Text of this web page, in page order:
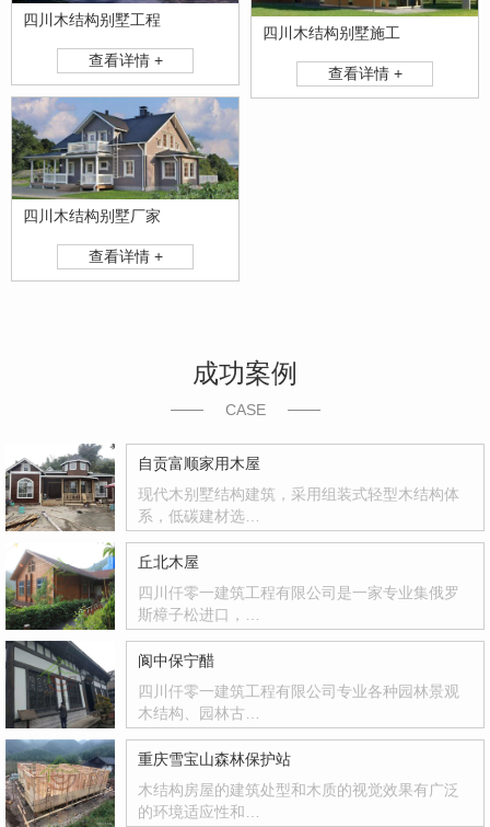
四川木结构别墅工程
查看详情 +
四川木结构别墅施工
查看详情 +
四川木结构别墅厂家
查看详情 +
成功案例
CASE
自贡富顺家用木屋
现代木别墅结构建筑，采用组装式轻型木结构体
系，低碳建材选…
丘北木屋
四川仟零一建筑工程有限公司是一家专业集俄罗
斯樟子松进口，…
阆中保宁醋
四川仟零一建筑工程有限公司专业各种园林景观
木结构、园林古…
重庆雪宝山森林保护站
木结构房屋的建筑处型和木质的视觉效果有广泛
的环境适应性和…